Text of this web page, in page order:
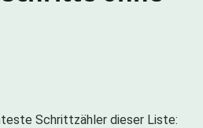
Schrittzähler dieser Liste: